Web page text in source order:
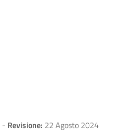
- Revisione: 22 Agosto 2024